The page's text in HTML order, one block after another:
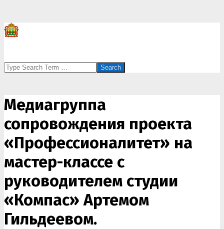
Search
Медиагруппа
сопровождения проекта
«Профессионалитет» на
мастер-классе с
руководителем студии
«Компас» Артемом
Гильдеевом.